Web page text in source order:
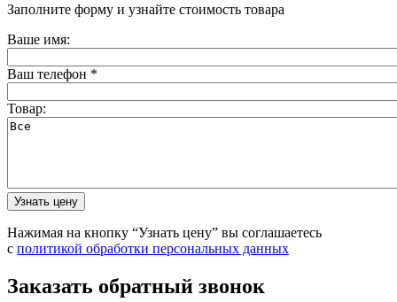
Заполните форму и узнайте стоимость товара
Ваше имя:
Ваш телефон *
Товар:
Нажимая на кнопку “Узнать цену” вы соглашаетесь
с политикой обработки персональных данных
Заказать обратный звонок